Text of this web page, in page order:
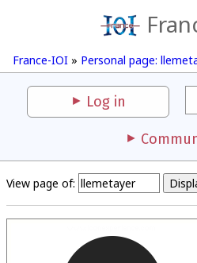
France-IOI » Personal page:
Log in
View page of: